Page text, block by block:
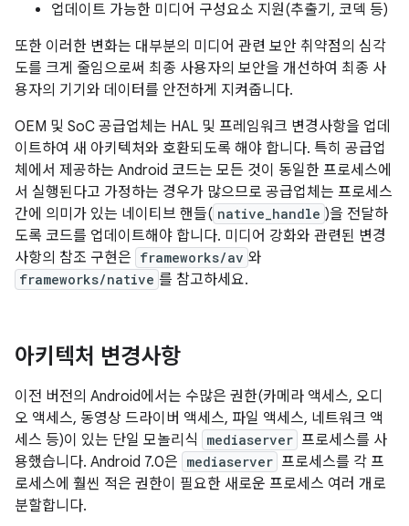
업데이트 가능한 미디어 구성요소 지원(추출기, 코덱 등)
또한 이러한 변화는 대부분의 미디어 관련 보안 취약점의 심각
도를 크게 줄임으로써 최종 사용자의 보안을 개선하여 최종 사
용자의 기기와 데이터를 안전하게 지켜줍니다.
OEM 및 SoC 공급업체는 HAL 및 프레임워크 변경사항을 업데
이트하여 새 아키텍처와 호환되도록 해야 합니다. 특히 공급업
체에서 제공하는 Android 코드는 모든 것이 동일한 프로세스에
서 실행된다고 가정하는 경우가 많으므로 공급업체는 프로세스
간에 의미가 있는 네이티브 핸들( native_handle )을 전달하
도록 코드를 업데이트해야 합니다. 미디어 강화와 관련된 변경
사항의 참조 구현은 frameworks/av 와
frameworks/native 를 참고하세요.
아키텍처 변경사항
이전 버전의 Android에서는 수많은 권한(카메라 액세스, 오디
오 액세스, 동영상 드라이버 액세스, 파일 액세스, 네트워크 액
세스 등)이 있는 단일 모놀리식
mediaserver 프로세스를 사
용했습니다. Android 7.0은 mediaserver 프로세스를 각 프
로세스에 훨씬 적은 권한이 필요한 새로운 프로세스 여러 개로
분할합니다.